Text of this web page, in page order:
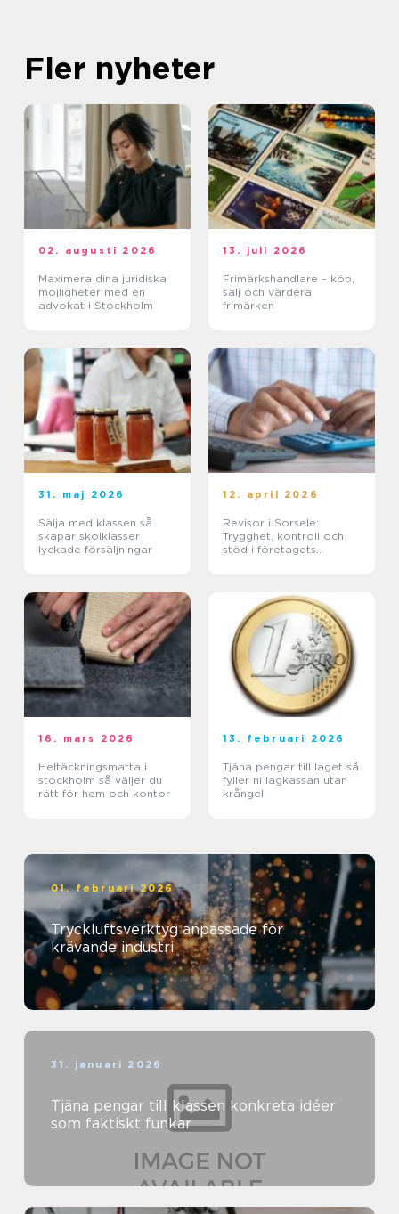
Fler nyheter
02. augusti 2026
Maximera dina juridiska
möjligheter med en
advokat i Stockholm
13. juli 2026
Frimärkshandlare – köp,
sälj och värdera
frimärken
31. maj 2026
Sälja med klassen så
skapar skolklasser
lyckade försäljningar
12. april 2026
Revisor i Sorsele:
Trygghet, kontroll och
stöd i företagets
16. mars 2026
Heltäckningsmatta i
stockholm så väljer du
rätt för hem och kontor
13. februari 2026
Tjäna pengar till laget så
fyller ni lagkassan utan
krångel
01. februari 2026
Tryckluftsverktyg anpassade för
krävande industri
31. januari 2026
Tjäna pengar till klassen konkreta idéer
som faktiskt funkar